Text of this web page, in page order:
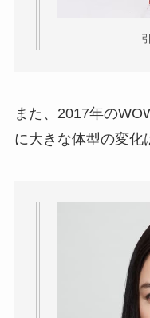
また、2017年の
に大きな体型の変化